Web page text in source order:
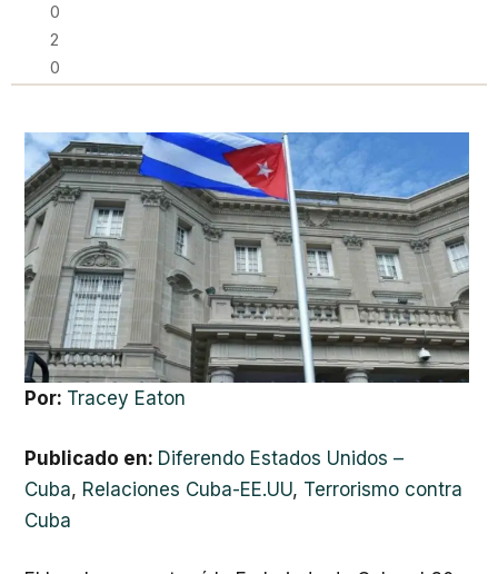
0
2
0
Por: Tracey Eaton
Publicado en: Diferendo Estados Unidos –
Cuba, Relaciones Cuba-EE.UU, Terrorismo contra
Cuba